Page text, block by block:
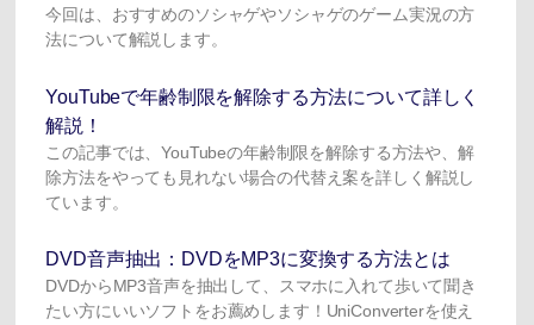
今回は、おすすめのソシャゲやソシャゲのゲーム実況の方
法について解説します。
YouTubeで年齢制限を解除する方法について詳しく
解説！
この記事では、YouTubeの年齢制限を解除する方法や、解
除方法をやっても見れない場合の代替え案を詳しく解説し
ています。
DVD音声抽出：DVDをMP3に変換する方法とは
DVDからMP3音声を抽出して、スマホに入れて歩いて聞き
たい方にいいソフトをお薦めします！UniConverterを使え